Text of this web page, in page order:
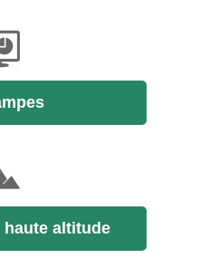
haute altitude